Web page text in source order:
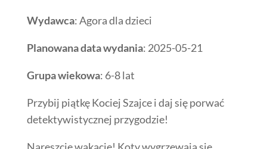
Wydawca: Agora dla dzieci
Planowana data wydania: 2025-05-21
Grupa wiekowa: 6-8 lat
Przybij piątkę Kociej Szajce i daj się porwać
detektywistycznej przygodzie!
Nareszcie wakacje! Koty wygrzewają się